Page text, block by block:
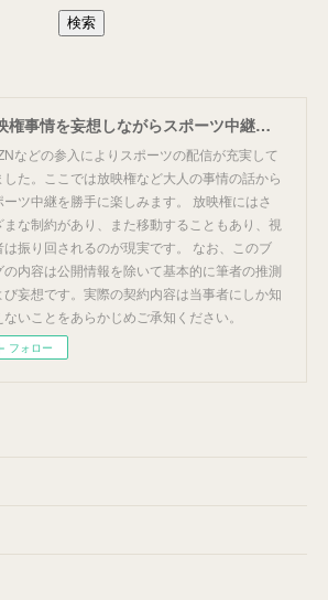
放映権事情を妄想しながらスポーツ中継を楽しむ
などの参入によりスポーツの配信が充実して
した。ここでは放映権など大人の事情の話から
ーツ中継を勝手に楽しみます。 放映権にはさ
まな制約があり、また移動することもあり、視
は振り回されるのが現実です。 なお、このブ
の内容は公開情報を除いて基本的に筆者の推測
び妄想です。実際の契約内容は当事者にしか知
ないことをあらかじめご承知ください。
フォロー